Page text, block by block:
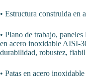
• Estructura construida en
• Plano de trabajo,
en acero inoxidable AISI-
durabilidad, robustez,
• Patas en acero